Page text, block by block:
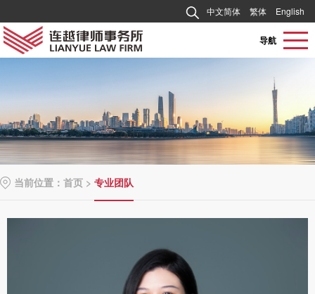
中文简体 繁体 English
导航
当前位置： 首页 > 专业团队